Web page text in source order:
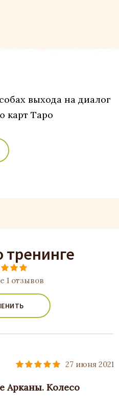
выхода на диалог
карт Таро
1 отзывов
27 июня 2021
Арканы. Колесо